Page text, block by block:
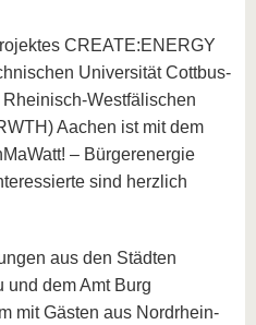
CREATE:ENERGY
Universität Cottbus-
Westfälischen
Aachen ist mit dem
– Bürgerenergie
sind herzlich
aus den Städten
und dem Amt Burg
mit Gästen aus Nordrhein-